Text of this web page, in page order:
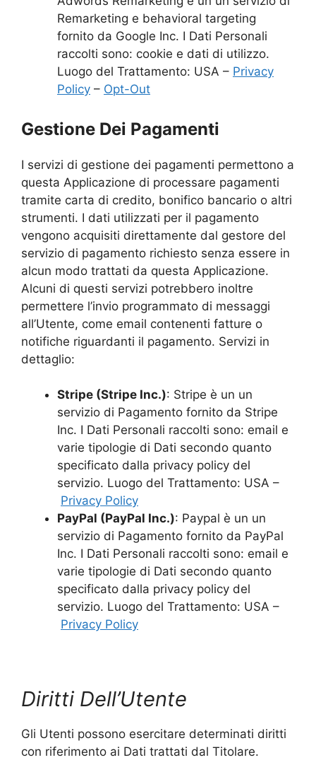
Remarketing e behavioral targeting
fornito da Google Inc. I Dati Personali
raccolti sono: cookie e dati di utilizzo.
Luogo del Trattamento: USA – Privacy
Policy – Opt-Out
Gestione Dei Pagamenti
I servizi di gestione dei pagamenti permettono a
questa Applicazione di processare pagamenti
tramite carta di credito, bonifico bancario o altri
strumenti. I dati utilizzati per il pagamento
vengono acquisiti direttamente dal gestore del
servizio di pagamento richiesto senza essere in
alcun modo trattati da questa Applicazione.
Alcuni di questi servizi potrebbero inoltre
permettere l’invio programmato di messaggi
all’Utente, come email contenenti fatture o
notifiche riguardanti il pagamento. Servizi in
dettaglio:
Stripe (Stripe Inc.): Stripe è un un
servizio di Pagamento fornito da Stripe
Inc. I Dati Personali raccolti sono: email e
varie tipologie di Dati secondo quanto
specificato dalla privacy policy del
servizio. Luogo del Trattamento: USA –
Privacy Policy
PayPal (PayPal Inc.): Paypal è un un
servizio di Pagamento fornito da PayPal
Inc. I Dati Personali raccolti sono: email e
varie tipologie di Dati secondo quanto
specificato dalla privacy policy del
servizio. Luogo del Trattamento: USA –
Privacy Policy
Diritti Dell’Utente
Gli Utenti possono esercitare determinati diritti
con riferimento ai Dati trattati dal Titolare.